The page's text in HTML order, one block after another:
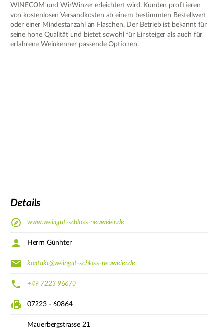
WINECOM und WirWinzer erleichtert wird. Kunden profitieren
von kostenlosen Versandkosten ab einem bestimmten Bestellwert
oder einer Mindestanzahl an Flaschen. Der Betrieb ist bekannt für
seine hohe Qualität und bietet sowohl für Einsteiger als auch für
erfahrene Weinkenner passende Optionen.
Details
www.weingut-schloss-neuweier.de
Herrn Günhter
kontakt@weingut-schloss-neuweier.de
+49 7223 96670
07223 - 60864
Mauerbergstrasse 21